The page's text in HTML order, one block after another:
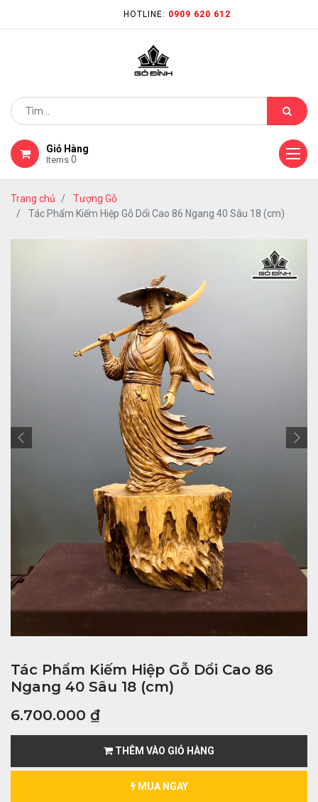
HOTLINE: 0909 620 612
Giỏ Hàng
Items 0
Trang chủ
Tượng Gỗ
Tác Phẩm Kiếm Hiệp Gỗ Dổi Cao 86 Ngang 40 Sâu 18 (cm)
Tác Phẩm Kiếm Hiệp Gỗ Dổi Cao 86
Ngang 40 Sâu 18 (cm)
6.700.000 ₫
THÊM VÀO GIỎ HÀNG
MUA NGAY